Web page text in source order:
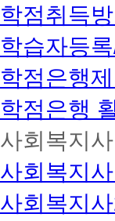
학점취득
학습자등
학점은행
학점은행
사회복지사
사회복지
사회복지